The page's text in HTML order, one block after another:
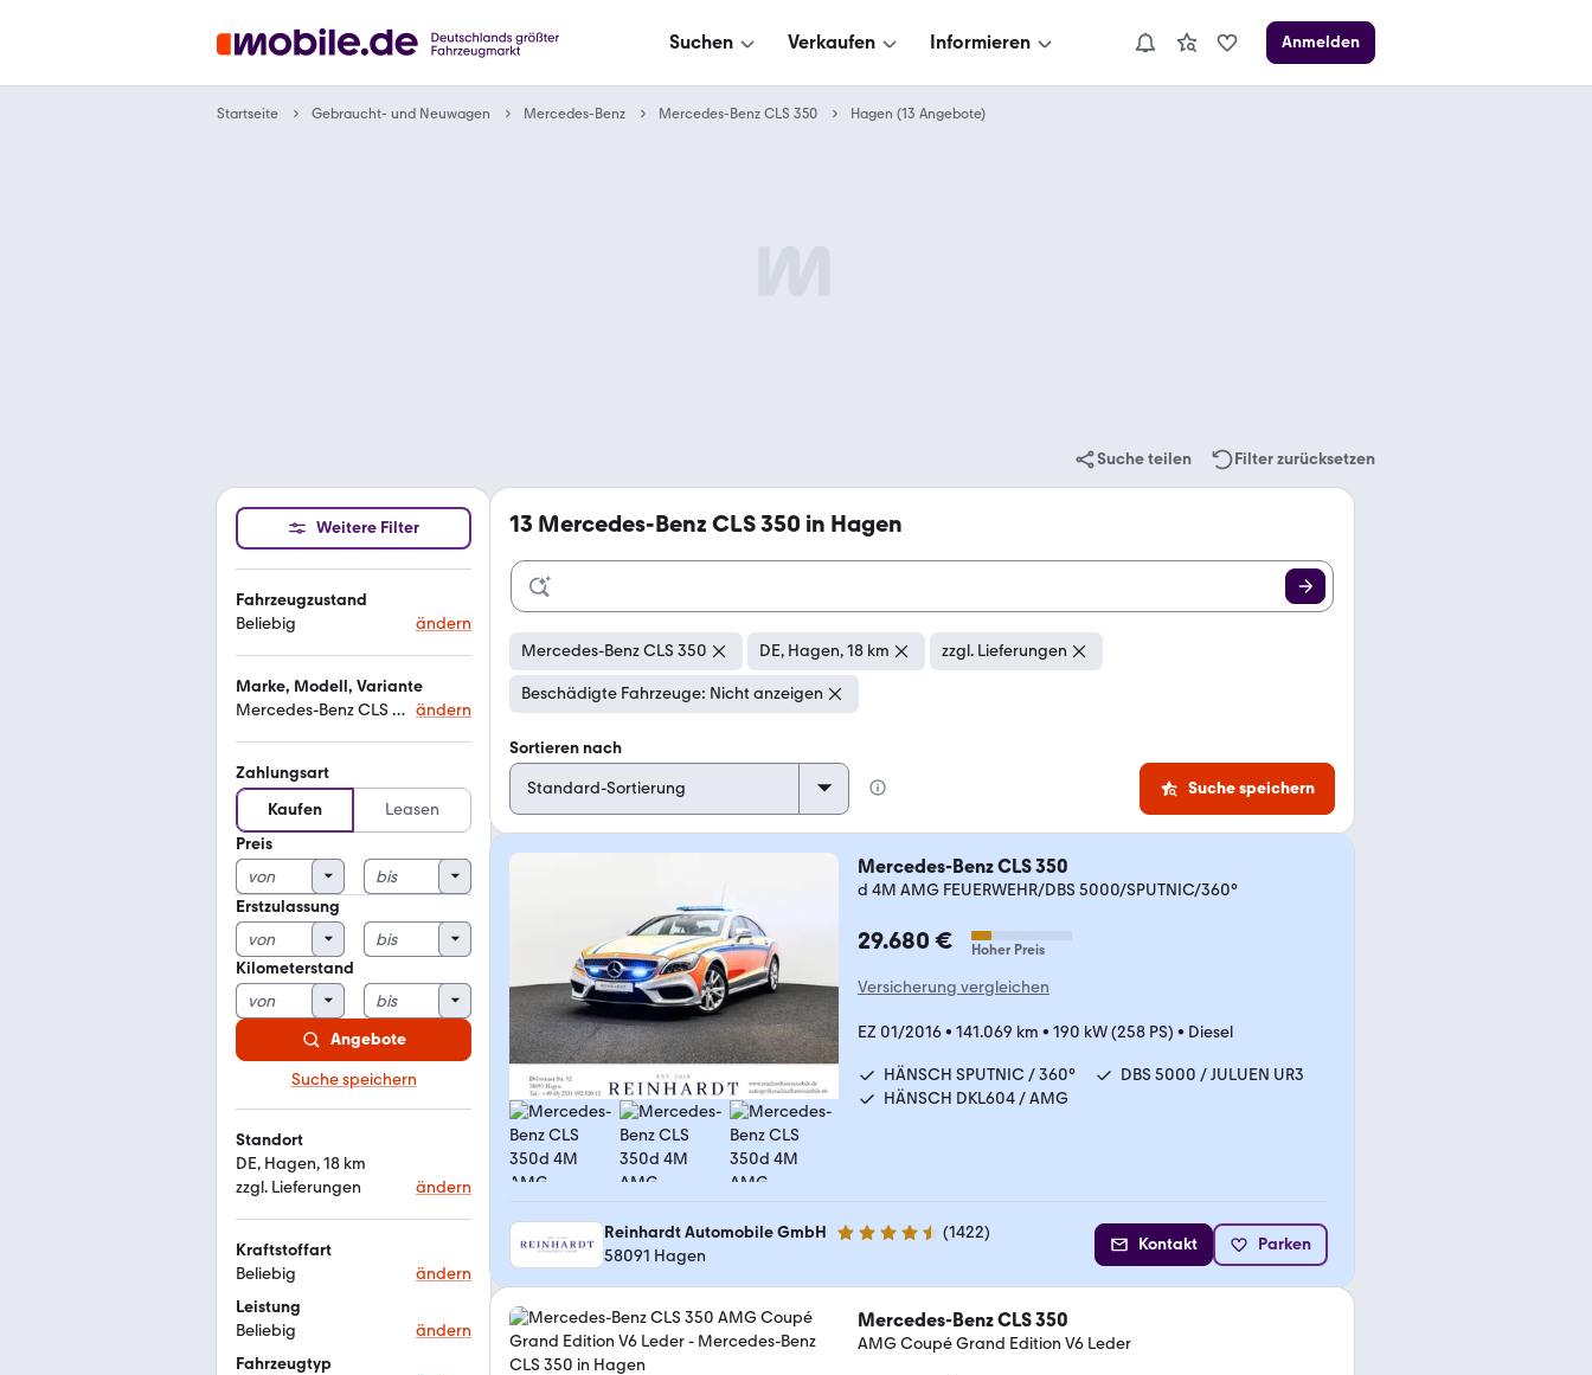
Suchen Verkaufen Informieren Anmelden
Startseite Gebraucht- und Neuwagen Mercedes-Benz Mercedes-Benz CLS 350 Hagen (13 Angebote)
Suche teilen Filter zurücksetzen
Weitere Filter
Fahrzeugzustand
Beliebig
ändern
Marke, Modell, Variante
Mercedes-Benz CLS 350 ändern
Zahlungsart
Kaufen
Leasen
Preis
Erstzulassung
Kilometerstand
Angebote
Suche speichern
Standort
DE, Hagen, 18 km
zzgl. Lieferungen
ändern
Kraftstoffart
Beliebig
ändern
Leistung
Beliebig
ändern
Fahrzeugtyp
13 Mercedes-Benz CLS 350 in Hagen
Mercedes-Benz CLS 350 DE, Hagen, 18 km zzgl. Lieferungen
Beschädigte Fahrzeuge: Nicht anzeigen
Sortieren nach
Suche speichern
Mercedes-Benz CLS 350
d 4M AMG FEUERWEHR/DBS 5000/SPUTNIC/360°
29.680 € Hoher Preis
Versicherung vergleichen
EZ 01/2016• 141.069 km • 190 kW (258 PS) • Diesel
HÄNSCH SPUTNIC / 360°
DBS 5000 / JULUEN UR3
HÄNSCH DKL604 / AMG
Reinhardt Automobile GmbH 4.7 Sterne (1422)
58091 Hagen
Kontakt Parken
Mercedes-Benz CLS 350
AMG Coupé Grand Edition V6 Leder